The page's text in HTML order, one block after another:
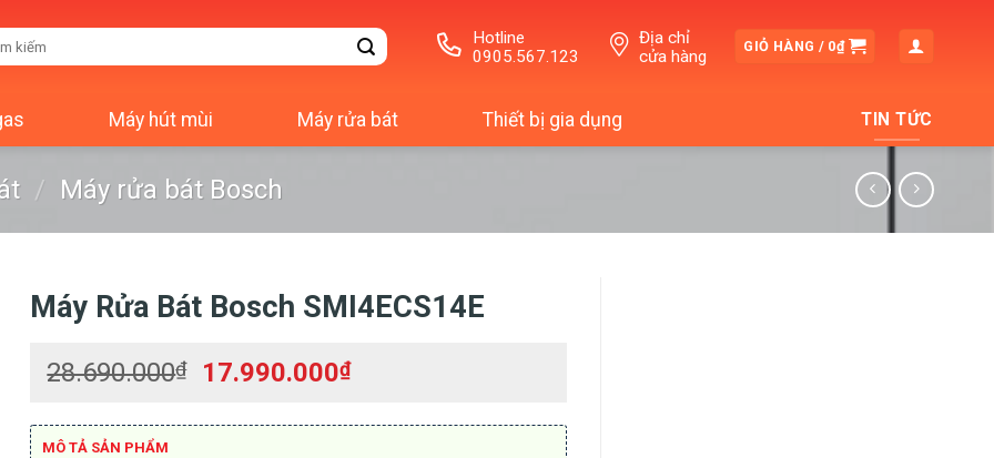
Hotline
0905.567.123
Địa chỉ
cửa hàng
GIỎ HÀNG / 0₫
Máy hút mùi Máy rửa bát Thiết bị gia dụng TIN TỨC
/ Máy rửa bát Bosch
Máy Rửa Bát Bosch SMI4ECS14E
28.690.000₫
Giá
là:
17.990.000₫Giá
tại
MÔ TẢ SẢN PHẨM